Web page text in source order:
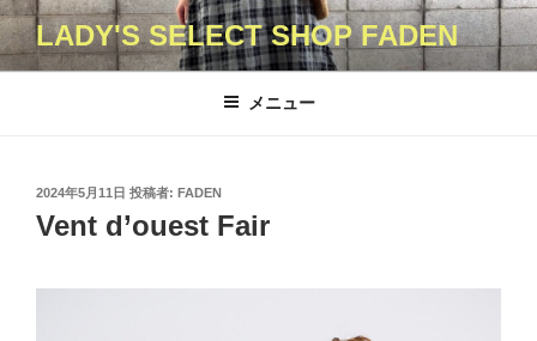
コ
ン
テ
LADY'S SELECT SHOP FADEN
メニュー
投
稿
日:
2024年5月11日 投稿者: FADEN
Vent d’ouest Fair